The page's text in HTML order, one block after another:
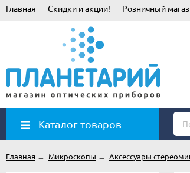
Главная Скидки и акции! Розничный
Каталог товаров
Главная → Микроскопы → Аксессуары